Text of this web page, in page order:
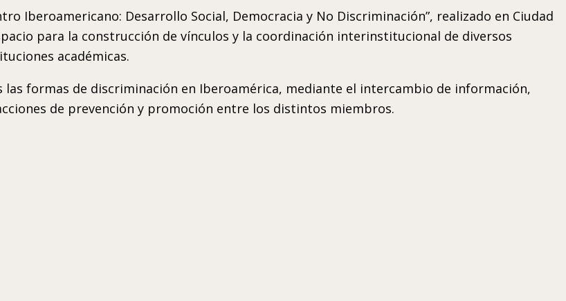
Iberoamericano: Desarrollo Social, Democracia y No Discriminación”, realizado en Ciudad
para la construcción de vínculos y la coordinación interinstitucional de diversos
académicas.
formas de discriminación en Iberoamérica, mediante el intercambio de información,
de prevención y promoción entre los distintos miembros.